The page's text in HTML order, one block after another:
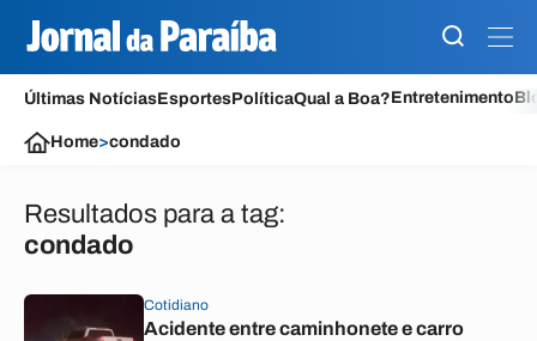
Últimas NotíciasEsportesPolíticaQual a Boa?Entretenimento
Home>condado
Resultados para a tag:
condado
Cotidiano
Acidente entre caminhonete e carro